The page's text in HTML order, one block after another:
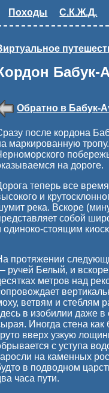
Походы С.К.Ж.Д.
Обратно в Бабук-
после кордона
маркированную
на дороге.
теперь все
и
река. Вскоре
собой
одиноко-стоящим
протяжении
ручей Белый, и вскоре
метров над
ветвям и стеблям
в изобилии даже в
Иногда стена как
вверх узкую
с уступа
на каменных
в подводном
часа пути.